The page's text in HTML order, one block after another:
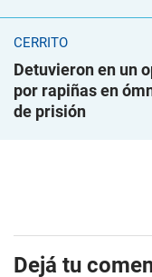
CERRITO
Detuvieron en un
por rapiñas en
de prisión
Dejá tu